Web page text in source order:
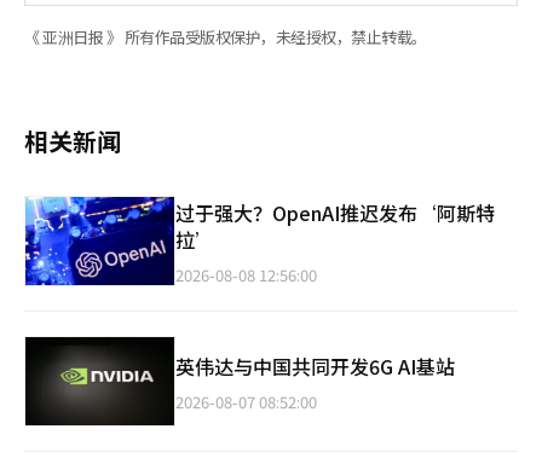
《 亚洲日报 》 所有作品受版权保护，未经授权，禁止转载。
相关新闻
过于强大？OpenAI推迟发布‘阿斯特
拉’
2026-08-08 12:56:00
英伟达与中国共同开发6G AI基站
2026-08-07 08:52:00